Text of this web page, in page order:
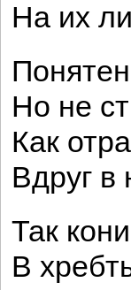
На их
Но не
Как
Вдруг в
Так
В